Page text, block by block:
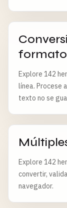
Explore 142
línea. Procese
texto no se
Explore 142
convertir,
navegador.